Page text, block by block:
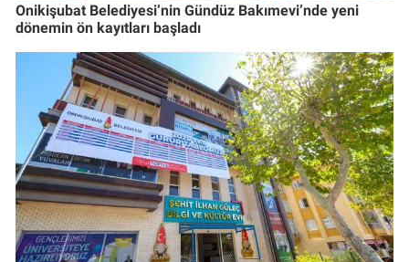
Onikişubat Belediyesi’nin Gündüz Bakımevi’nde yeni
dönemin ön kayıtları başladı